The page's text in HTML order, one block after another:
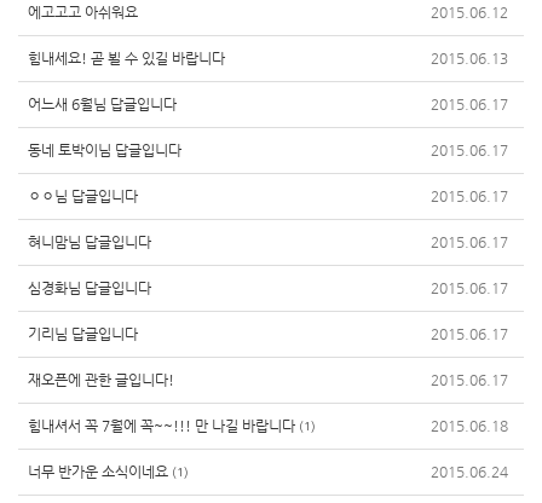
에고고고 아쉬워요 2015.06.12
힘내세요! 곧 뵐 수 있길 바랍니다 2015.06.13
어느새 6월님 답글입니다 2015.06.17
동네 토박이님 답글입니다 2015.06.17
ㅇㅇ님 답글입니다 2015.06.17
혀니맘님 답글입니다 2015.06.17
심경화님 답글입니다 2015.06.17
기리님 답글입니다 2015.06.17
재오픈에 관한 글입니다! 2015.06.17
힘내셔서 꼭 7월에 꼭~~!!! 만 나길 바랍니다 (1) 2015.06.18
너무 반가운 소식이네요 (1) 2015.06.24